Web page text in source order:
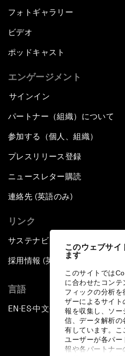
このウェブサ
ます
このサイトでは
に合わせたコンテ
フィックの分析
ザーによるサイト
報を収集し、ソー
信、データ解析の
有しています。こ
ユーザーが各パ
報や各パートナー
フォトギャラリー
ビデオ
ポッドキャスト
エンゲージメント
サインイン
パートナー（組織）について
参加する（個人、組織）
プレスリリース登録
ニュースレター購読
連絡先 (英語のみ)
リンク
サステナビリティへの取り組み
採用情報 (英語のみ)
言語
EN ▪ES▪中文▪ 日本語